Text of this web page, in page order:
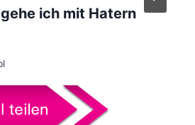
ich mit Hatern